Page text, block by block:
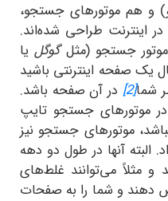
) و هم موتورهای جستجو،
در اینترنت طراحی شده‌اند.
جستجو (مثلگوگلیا
یک صفحه اینترنتی باشید
شما[2] در آن صفحه باشد.
موتورهای جستجو تایپ
موتورهای جستجو نیز
البته آنها در طول دو دهه
مثلاً می‌توانند غلط‌های
دهند و شما را به صفحات